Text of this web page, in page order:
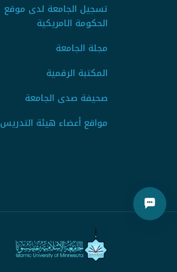
تسجيل الجامعة لدى موقع
الحكومة الامريكية
مجلة الجامعة
المكتبة الرقمية
صحيفة صدى الجامعة
مواقع أعضاء هيئة التدريس